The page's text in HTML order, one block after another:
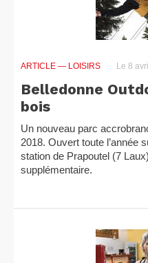
ARTICLE — LOISIRS Le 8
Belledonne
bois
Un nouveau parc
2018. Ouvert toute l’année
station de Prapoutel (7
supplémentaire.